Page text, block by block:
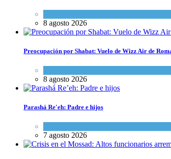
8 agosto 2026
Preocupación por Shabat: Vuelo de Wizz Air de
8 agosto 2026
Parashá Re'eh: Padre e hijos
7 agosto 2026